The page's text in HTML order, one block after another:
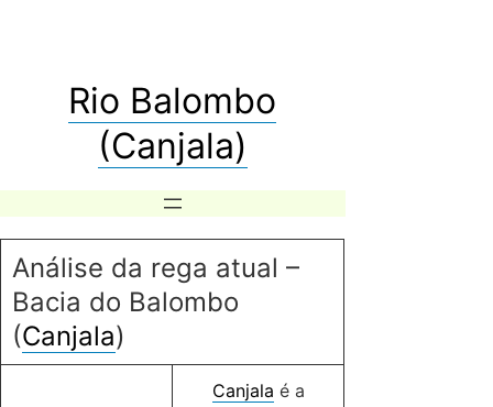
Rio Balombo
(Canjala)
Análise da rega atual –
Bacia do Balombo
(Canjala)
Canjala é a